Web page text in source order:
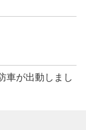
車が出動しまし